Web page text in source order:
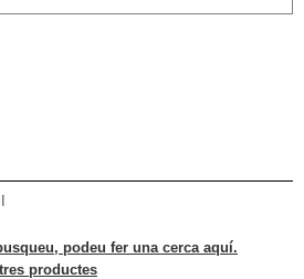
podeu fer una cerca aquí.
productes